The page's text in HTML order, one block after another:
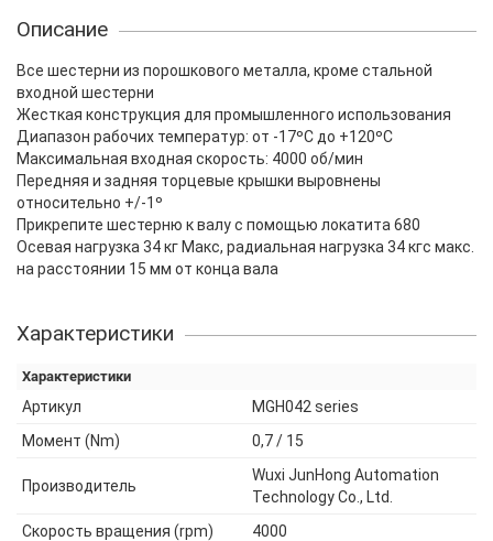
Описание
Все шестерни из порошкового металла, кроме стальной
входной шестерни
Жесткая конструкция для промышленного использования
Диапазон рабочих температур: от -17ºC до +120ºC
Максимальная входная скорость: 4000 об/мин
Передняя и задняя торцевые крышки выровнены
относительно +/-1º
Прикрепите шестерню к валу с помощью локатита 680
Осевая нагрузка 34 кг Макс, радиальная нагрузка 34 кгс макс.
на расстоянии 15 мм от конца вала
Характеристики
Характеристики
Артикул
MGH042 series
Момент (Nm)
0,7 / 15
Производитель
Wuxi JunHong Automation
Technology Co., Ltd.
Скорость вращения (rpm)
4000